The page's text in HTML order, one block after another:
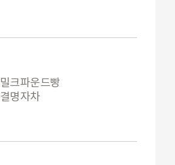
밀크파운드빵
결명자차